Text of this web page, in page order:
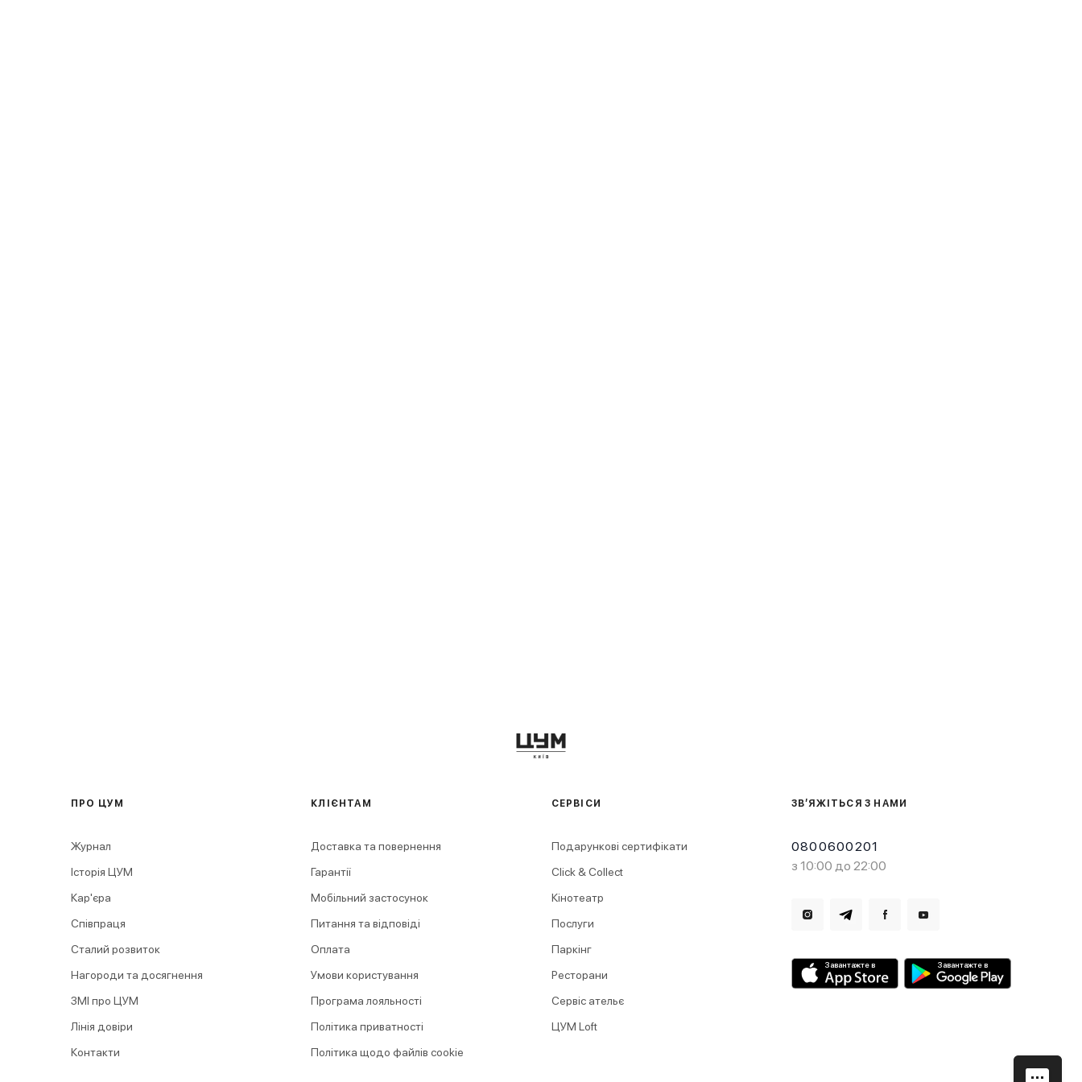
ЗВ’ЯЖІТЬСЯ З НАМИ
0800600201
з 10:00 до 22:00
ПРО ЦУМ
Журнал
Історія ЦУМ
Кар'єра
Співпраця
Сталий розвиток
Нагороди та досягнення
ЗМІ про ЦУМ
Лінія довіри
Контакти
КЛІЄНТАМ
Доставка та повернення
Гарантії
Мобільний застосунок
Питання та відповіді
Оплата
Умови користування
Програма лояльності
Політика приватності
Політика щодо файлів cookie
СЕРВІСИ
Подарункові сертифікати
Click & Collect
Кінотеатр
Послуги
Паркінг
Ресторани
Сервіс ательє
ЦУМ Loft